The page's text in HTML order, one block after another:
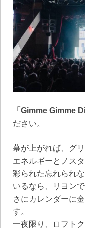
「Gimme Gimme
ださい。
幕が上がれば、グ
エネルギーとノス
彩られた忘れられ
いるなら、リヨン
さにカレンダーに
す。
一夜限り、ロフト